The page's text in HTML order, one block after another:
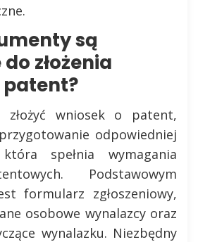
są
złożenia
złożyć wniosek o patent,
odpowiedniej
spełnia wymagania
Podstawowym
formularz zgłoszeniowy,
osobowe wynalazcy oraz
wynalazku. Niezbędny